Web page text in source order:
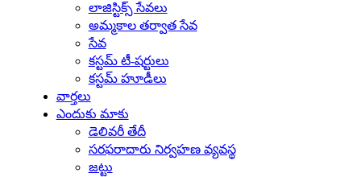
లాజిస్టిక్స్ సేవలు
అమ్మకాల తర్వాత సేవ
సేవ
కస్టమ్ టీ-షర్టులు
కస్టమ్ హూడీలు
వార్తలు
ఎందుకు మాకు
డెలివరీ తేదీ
సరఫరాదారు నిర్వహణ వ్యవస్థ
జట్టు